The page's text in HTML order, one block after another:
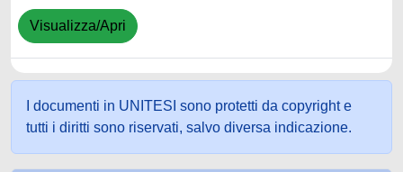
Visualizza/Apri
I documenti in UNITESI sono protetti da copyright e
tutti i diritti sono riservati, salvo diversa indicazione.